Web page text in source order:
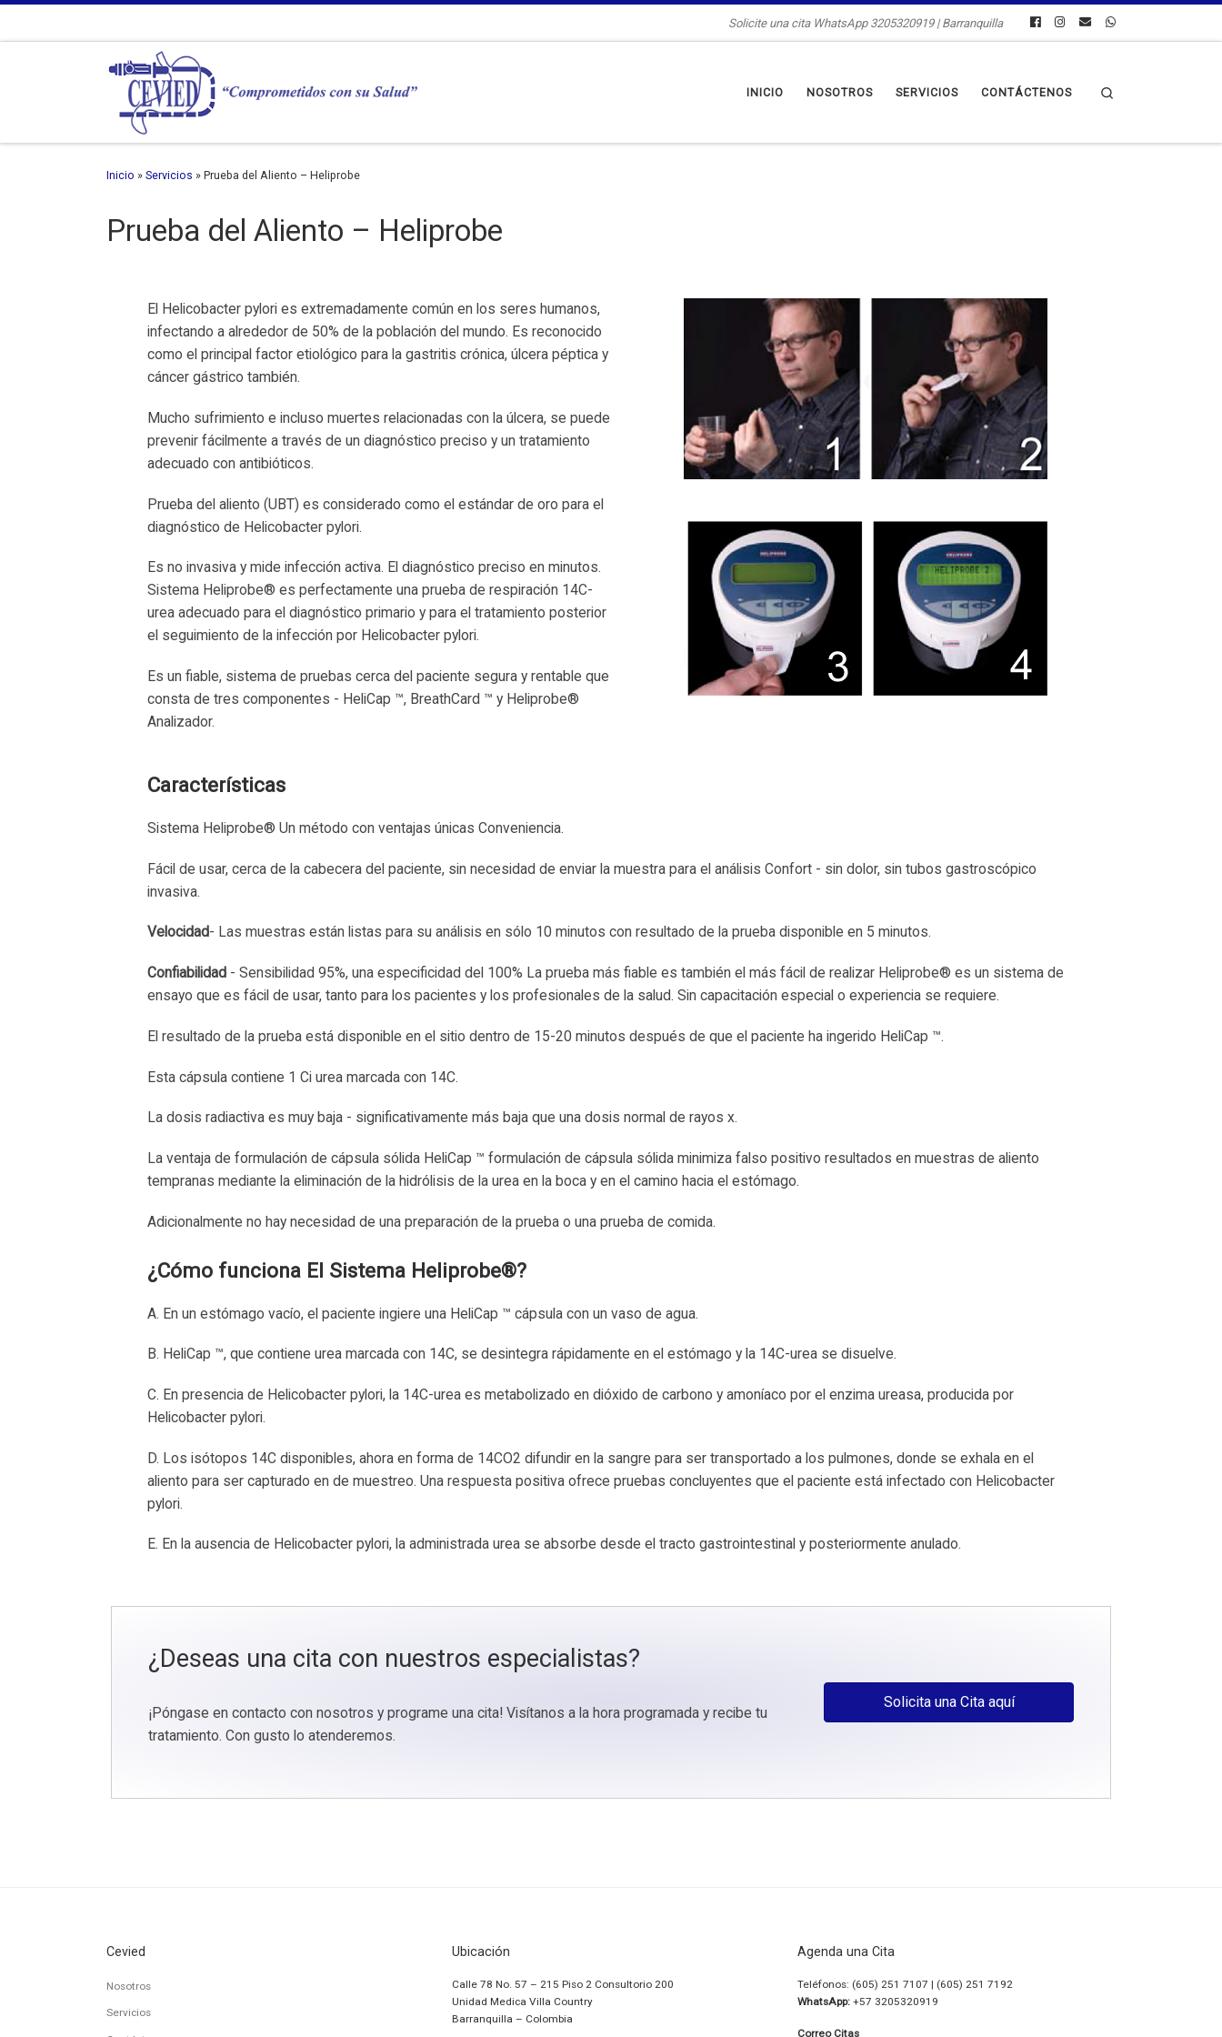
Solicite una cita WhatsApp 3205320919 | Barranquilla
INICIO NOSOTROS SERVICIOS CONTÁCTENOS
Inicio » Servicios » Prueba del Aliento – Heliprobe
Prueba del Aliento – Heliprobe
El Helicobacter pylori es extremadamente común en los seres humanos,
infectando a alrededor de 50% de la población del mundo. Es reconocido
como el principal factor etiológico para la gastritis crónica, úlcera péptica y
cáncer gástrico también.
Mucho sufrimiento e incluso muertes relacionadas con la úlcera, se puede
prevenir fácilmente a través de un diagnóstico preciso y un tratamiento
adecuado con antibióticos.
Prueba del aliento (UBT) es considerado como el estándar de oro para el
diagnóstico de Helicobacter pylori.
Es no invasiva y mide infección activa. El diagnóstico preciso en minutos.
Sistema Heliprobe® es perfectamente una prueba de respiración 14C-
urea adecuado para el diagnóstico primario y para el tratamiento posterior
el seguimiento de la infección por Helicobacter pylori.
Es un fiable, sistema de pruebas cerca del paciente segura y rentable que
consta de tres componentes - HeliCap ™, BreathCard ™ y Heliprobe®
Analizador.
Características
Sistema Heliprobe® Un método con ventajas únicas Conveniencia.
Fácil de usar, cerca de la cabecera del paciente, sin necesidad de enviar la muestra para el análisis Confort - sin dolor, sin tubos gastroscópico
invasiva.
Velocidad- Las muestras están listas para su análisis en sólo 10 minutos con resultado de la prueba disponible en 5 minutos.
Confiabilidad - Sensibilidad 95%, una especificidad del 100% La prueba más fiable es también el más fácil de realizar Heliprobe® es un sistema de
ensayo que es fácil de usar, tanto para los pacientes y los profesionales de la salud. Sin capacitación especial o experiencia se requiere.
El resultado de la prueba está disponible en el sitio dentro de 15-20 minutos después de que el paciente ha ingerido HeliCap ™.
Esta cápsula contiene 1 Ci urea marcada con 14C.
La dosis radiactiva es muy baja - significativamente más baja que una dosis normal de rayos x.
La ventaja de formulación de cápsula sólida HeliCap ™ formulación de cápsula sólida minimiza falso positivo resultados en muestras de aliento
tempranas mediante la eliminación de la hidrólisis de la urea en la boca y en el camino hacia el estómago.
Adicionalmente no hay necesidad de una preparación de la prueba o una prueba de comida.
¿Cómo funciona El Sistema Heliprobe®?
A. En un estómago vacío, el paciente ingiere una HeliCap ™ cápsula con un vaso de agua.
B. HeliCap ™, que contiene urea marcada con 14C, se desintegra rápidamente en el estómago y la 14C-urea se disuelve.
C. En presencia de Helicobacter pylori, la 14C-urea es metabolizado en dióxido de carbono y amoníaco por el enzima ureasa, producida por
Helicobacter pylori.
D. Los isótopos 14C disponibles, ahora en forma de 14CO2 difundir en la sangre para ser transportado a los pulmones, donde se exhala en el
aliento para ser capturado en de muestreo. Una respuesta positiva ofrece pruebas concluyentes que el paciente está infectado con Helicobacter
pylori.
E. En la ausencia de Helicobacter pylori, la administrada urea se absorbe desde el tracto gastrointestinal y posteriormente anulado.
¿Deseas una cita con nuestros especialistas?
¡Póngase en contacto con nosotros y programe una cita! Visítanos a la hora programada y recibe tu
tratamiento. Con gusto lo atenderemos.
Solicita una Cita aquí
Cevied
Nosotros
Servicios
Ubicación
Calle 78 No. 57 – 215 Piso 2 Consultorio 200
Unidad Medica Villa Country
Barranquilla – Colombia
Agenda una Cita
Teléfonos: (605) 251 7107 | (605) 251 7192
WhatsApp: +57 3205320919
Correo Citas